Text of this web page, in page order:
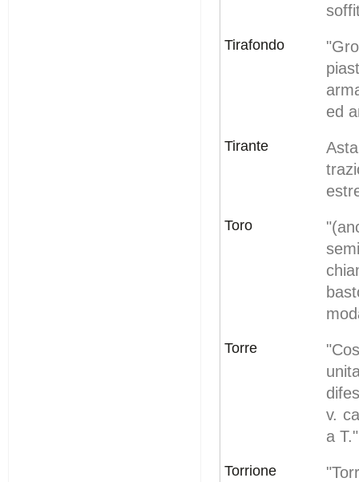
Tirafondo
ed
Tirante
Toro
Torre
v.
a T."
Torrione